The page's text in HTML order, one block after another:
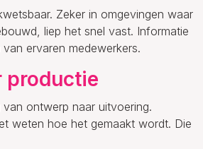
Zeker in omgevingen waar
liep het snel vast. Informatie
ervaren medewerkers.
productie
ontwerp naar uitvoering.
weten hoe het gemaakt wordt. Die